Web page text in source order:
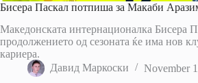
Бисера Паскал потпиша за Макаби
Македонската интернационалка Бисера
продолжението од сезоната ќе има нов
кариера.
Давид Маркоски
November